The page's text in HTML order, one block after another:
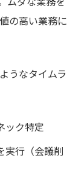
の高い業務に
うなタイムラ
ック特定
実行（会議削